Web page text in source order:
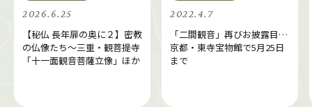
2026.6.25
【秘仏 長年扉の奥に２】密教
の仏像たち～三重・観菩提寺
「十一面観音菩薩立像」ほか
2022.4.7
「二間観音」再びお披露目…
京都・東寺宝物館で5月25日
まで